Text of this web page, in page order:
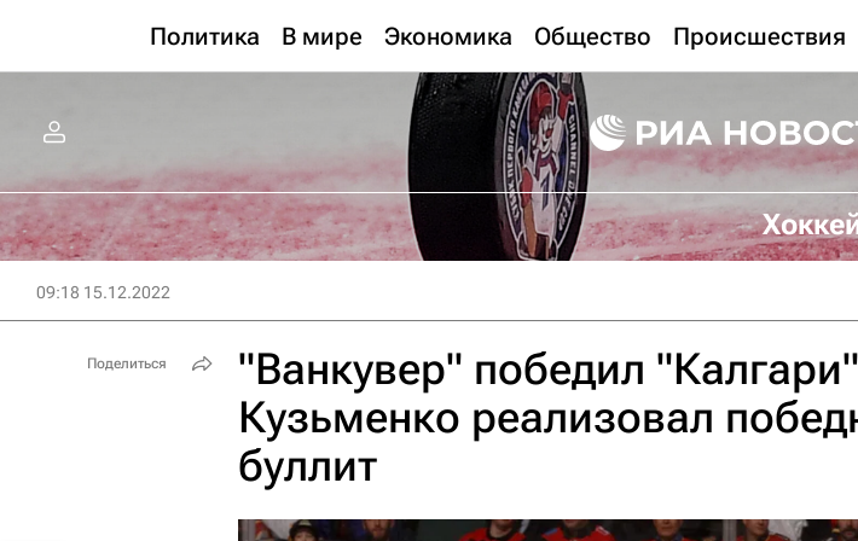
Политика В мире Экономика Общество Происшествия
09:18 15.12.2022
"Ванкувер" победил
Кузьменко реализовал
буллит
Поделиться